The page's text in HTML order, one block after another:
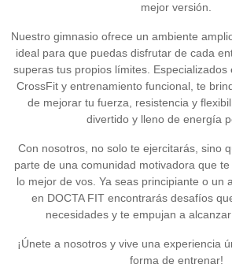
mejor versión.
Nuestro gimnasio ofrece un ambiente
ideal para que puedas disfrutar de cada
superas tus propios límites. Especializados
CrossFit y entrenamiento funcional, te
de mejorar tu fuerza, resistencia y
divertido y lleno de energía
Con nosotros, no solo te ejercitarás, sino
parte de una comunidad motivadora que
lo mejor de vos. Ya seas principiante o un
en DOCTA FIT encontrarás desafíos
necesidades y te empujan a
¡Únete a nosotros y vive una experiencia
forma de entrenar!